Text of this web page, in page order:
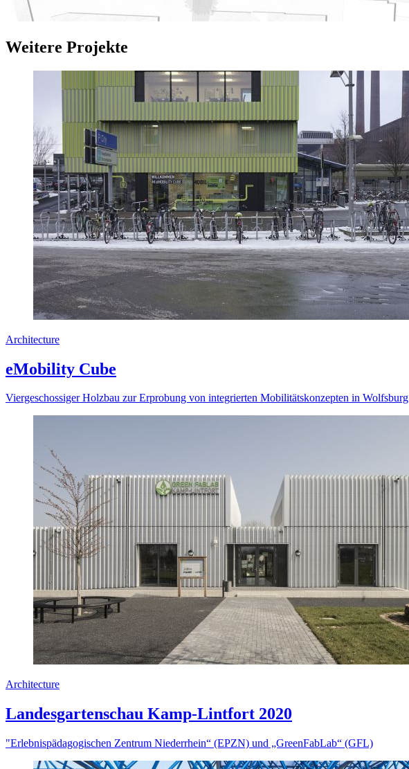
Weitere Projekte
Architecture
eMobility Cube
Viergeschossiger Holzbau zur Erprobung von integrierten Mobilitätskonzepten in Wolfsburg
Architecture
Landesgartenschau Kamp-Lintfort 2020
"Erlebnispädagogischen Zentrum Niederrhein“ (EPZN) und „GreenFabLab“ (GFL)